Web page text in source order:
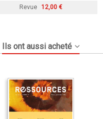
Revue 12,00 €
Ils ont aussi acheté